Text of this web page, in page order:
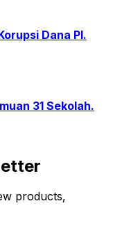
Dana PI.
31 Sekolah.
products,